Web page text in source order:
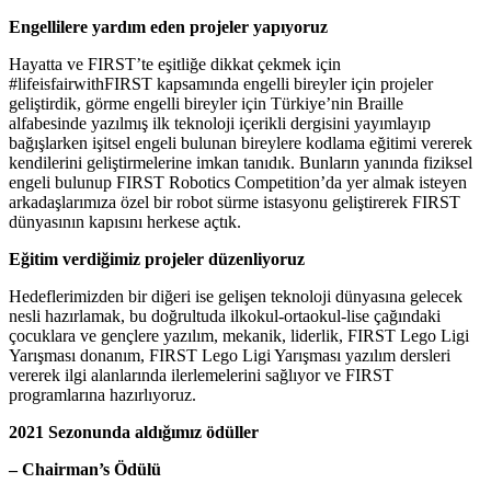
Engellilere yardım eden projeler yapıyoruz
Hayatta ve FIRST’te eşitliğe dikkat çekmek için
#lifeisfairwithFIRST kapsamında engelli bireyler için projeler
geliştirdik, görme engelli bireyler için Türkiye’nin Braille
alfabesinde yazılmış ilk teknoloji içerikli dergisini yayımlayıp
bağışlarken işitsel engeli bulunan bireylere kodlama eğitimi vererek
kendilerini geliştirmelerine imkan tanıdık. Bunların yanında fiziksel
engeli bulunup FIRST Robotics Competition’da yer almak isteyen
arkadaşlarımıza özel bir robot sürme istasyonu geliştirerek FIRST
dünyasının kapısını herkese açtık.
Eğitim verdiğimiz projeler düzenliyoruz
Hedeflerimizden bir diğeri ise gelişen teknoloji dünyasına gelecek
nesli hazırlamak, bu doğrultuda ilkokul-ortaokul-lise çağındaki
çocuklara ve gençlere yazılım, mekanik, liderlik, FIRST Lego Ligi
Yarışması donanım, FIRST Lego Ligi Yarışması yazılım dersleri
vererek ilgi alanlarında ilerlemelerini sağlıyor ve FIRST
programlarına hazırlıyoruz.
2021 Sezonunda aldığımız ödüller
– Chairman’s Ödülü